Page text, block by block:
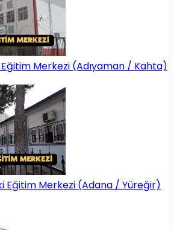
Merkezi (Adıyaman / Kahta)
Eğitim Merkezi (Adana / Yüreğir)